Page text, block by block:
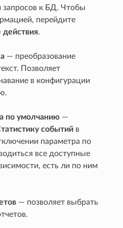
запросов к БД. Чтобы
перейдите
действия.
— преобразование
Позволяет
в конфигурации
по умолчанию —
событий в
параметра по
все доступные
есть ли по ним
— позволяет выбрать